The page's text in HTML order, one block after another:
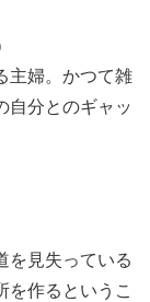
主婦。かつて雑
自分とのギャッ
を見失っている
を作るというこ